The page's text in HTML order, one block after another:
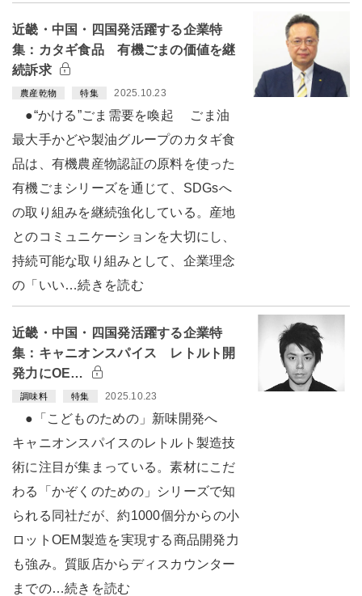
近畿・中国・四国発活躍する企業特
集：カタギ食品 有機ごまの価値を継
続訴求
農産乾物 特集 2025.10.23
●“かける”ごま需要を喚起 ごま油
最大手かどや製油グループのカタギ食
品は、有機農産物認証の原料を使った
有機ごまシリーズを通じて、SDGsへ
の取り組みを継続強化している。産地
とのコミュニケーションを大切にし、
持続可能な取り組みとして、企業理念
の「いい…続きを読む
近畿・中国・四国発活躍する企業特
集：キャニオンスパイス レトルト開
発力にOE…
調味料 特集 2025.10.23
●「こどものための」新味開発へ
キャニオンスパイスのレトルト製造技
術に注目が集まっている。素材にこだ
わる「かぞくのための」シリーズで知
られる同社だが、約1000個分からの小
ロットOEM製造を実現する商品開発力
も強み。質販店からディスカウンター
までの…続きを読む